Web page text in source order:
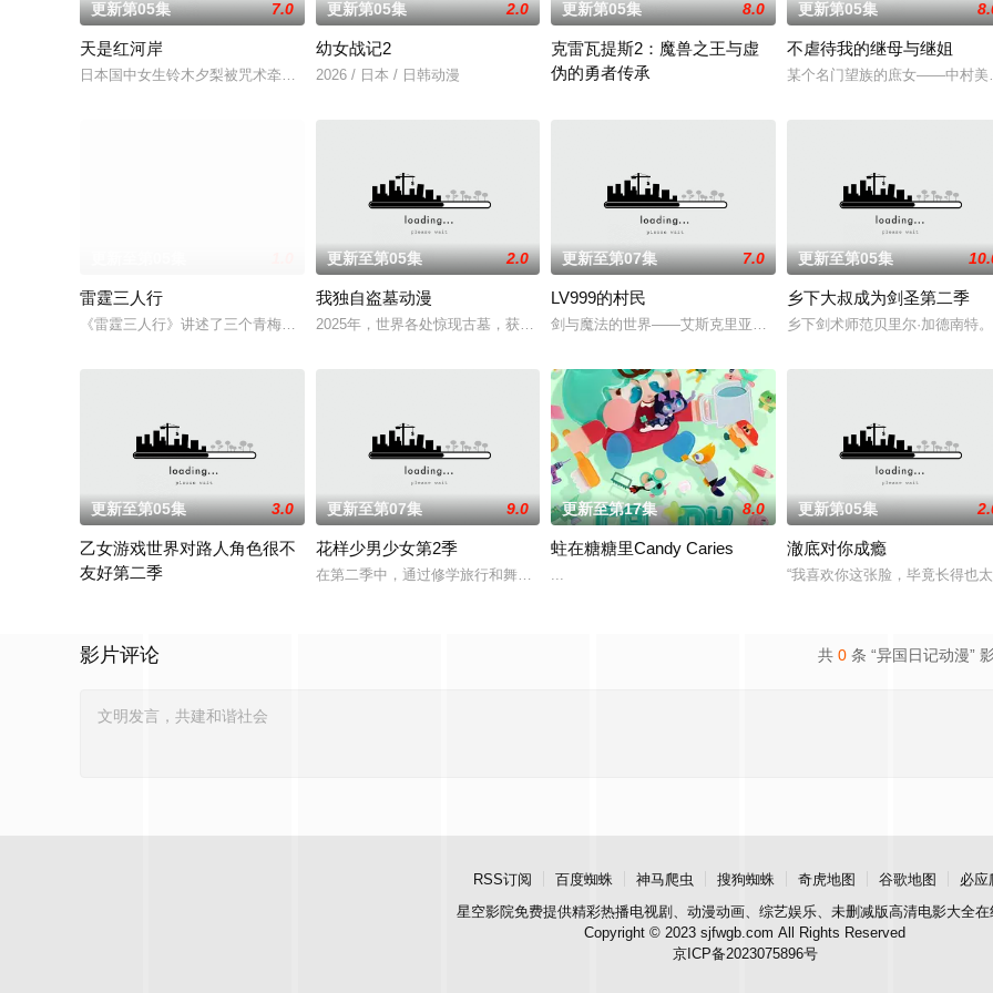
更新第05集 7.0
天是红河岸
日本国中女生铃木夕梨被咒术牵引至纪元前的赫梯帝国，并长期遭受娜姬雅王后的追杀，目的在于以她为祭品咒杀凯鲁王子。在凯鲁
更新第05集 2.0
幼女战记2
2026 / 日本 / 日韩动漫
更新第05集 8.0
克雷瓦提斯2：魔兽之王与虚
伪的勇者传承
更新第05集
不虐待我的继母与继姐
某个名门望族的庶女——中村美
雷霆三人行
《雷霆三人行》讲述了三个青梅竹马的挚友拼命寻找失踪少女的故事。本剧集围绕着平凡的中学生平太郎和两个好友燕和广志展开，
更新至第05集 2.0
我独自盗墓动漫
2025年，世界各处惊现古墓，获得墓中“宝物”之人便能获得先人的异能，全世界为获得宝物而疯狂。无往不
更新至第07集 7.0
LV999的村民
剑与魔法的世界——艾斯克里亚。在这个世界里，人们生来就背负着
更新至第05集
乡下大叔成为剑圣第二季
乡下剑术师范贝里尔·加德南特
更新至第05集 3.0
乙女游戏世界对路人角色很不
友好第二季
更新至第07集 9.0
花样少男少女第2季
在第二季中，通过修学旅行和舞会等在原作中广受欢迎的篇章，细腻地描绘了瑞稀、佐野、中津三人之间的
更新至第17集 8.0
蛀在糖糖里Candy Caries
更新第05集
澈底对你成瘾
“我喜欢你这张脸，毕竟长得也太
共 0 条 “异国日记动漫”
影片评论
RSS订阅 百度蜘蛛 神马爬虫 搜狗蜘蛛 奇虎地图 谷歌地图
必应
星空影院免费提供精彩热播电视剧、动漫动画、综艺娱乐、未删减版高清电影大全在
Copyright © 2023 sjfwgb.com All Rights Reserved
京ICP备2023075896号